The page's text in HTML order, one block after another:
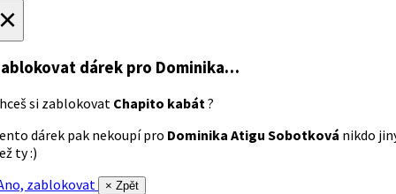
dárek pro Dominika…
si zablokovat Chapito kabát ?
dárek pak nekoupí pro Dominika Atigu Sobotková nikdo
ty :)
zablokovat
× Zpět